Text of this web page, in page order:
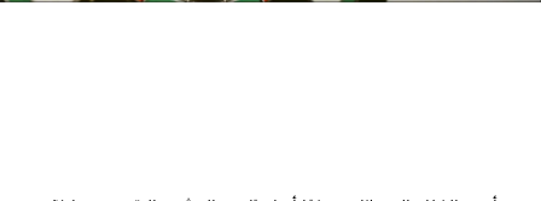
السعودية
3401، أبراج لطيفة